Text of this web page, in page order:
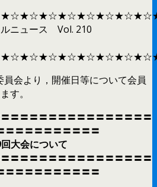
ニュース Vol. 210
会より，開催日等について会員
す。
〓〓〓〓〓〓〓〓〓〓〓〓〓〓〓
〓〓〓〓〓〓〓〓〓〓
大会について
〓〓〓〓〓〓〓〓〓〓〓〓〓〓〓
〓〓〓〓〓〓〓〓〓〓